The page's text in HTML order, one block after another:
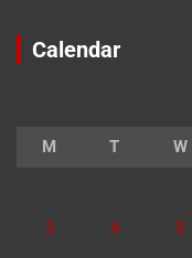
Calendar
M T W
3 4 5